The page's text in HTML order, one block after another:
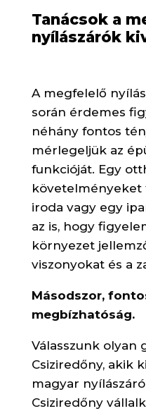
Tanácsok a
nyílászárók
A megfelelő
során érdemes
néhány fontos
mérlegeljük az
funkcióját. Egy
követelményeket
iroda vagy egy
az is, hogy
környezet
viszonyokat és a
Másodszor,
megbízhatóság.
Válasszunk olyan
Csiziredőny, akik
magyar
Csiziredőny